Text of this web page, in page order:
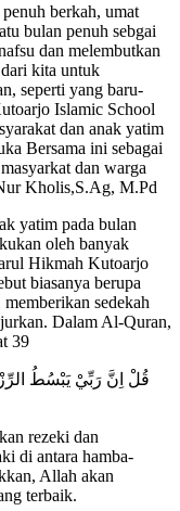
berkah, umat
bulan penuh sebgai
dan melembutkan
kita untuk
seperti yang baru-
Islamic School
dan anak yatim
Bersama ini sebagai
dan warga
Kholis,S.Ag, M.Pd
yatim pada bulan
oleh banyak
Hikmah Kutoarjo
biasanya berupa
sedekah
Dalam Al-Quran,
39
قُلْ اِنَّ رَبِّيْ يَبْسُطُ
rezeki dan
di antara hamba-
Allah akan
terbaik.